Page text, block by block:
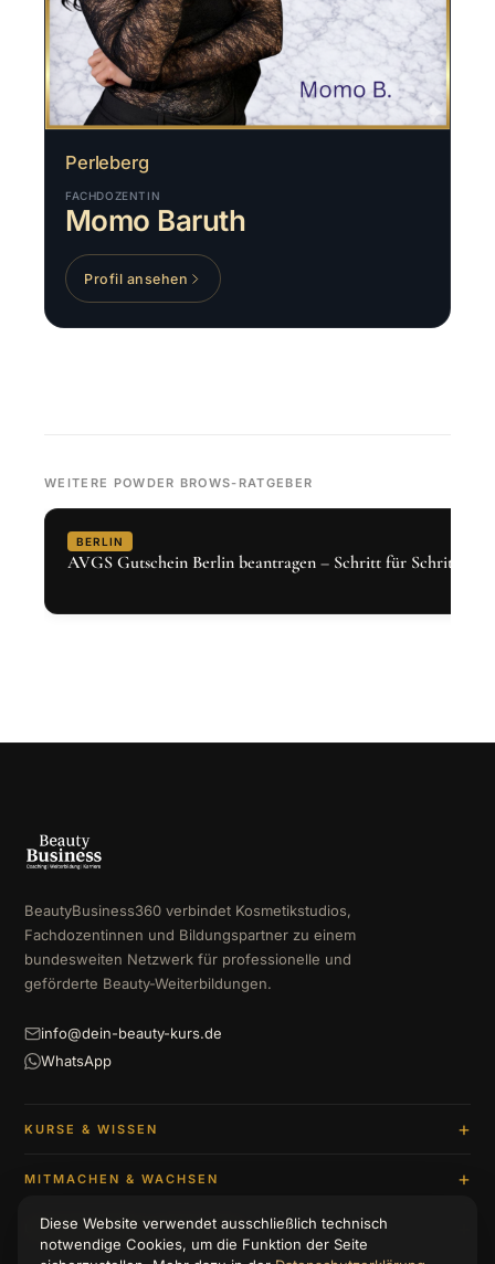
Perleberg
FACHDOZENTIN
Momo Baruth
Profil ansehen
WEITERE POWDER BROWS-RATGEBER
BERLIN
AVGS Gutschein Berlin beantragen – Schritt für Schritt 2026
BeautyBusiness360 verbindet Kosmetikstudios,
Fachdozentinnen und Bildungspartner zu einem
bundesweiten Netzwerk für professionelle und
geförderte Beauty-Weiterbildungen.
info@dein-beauty-kurs.de
WhatsApp
KURSE & WISSEN
MITMACHEN & WACHSEN
UNTERNEHMEN & BERATUNG
Diese Website verwendet ausschließlich technisch
notwendige Cookies, um die Funktion der Seite